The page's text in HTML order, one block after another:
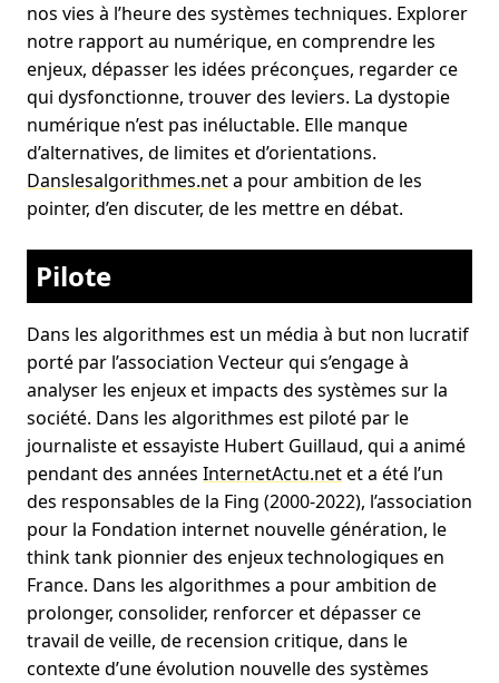
nos vies à l’heure des systèmes techniques. Explorer
notre rapport au numérique, en comprendre les
enjeux, dépasser les idées préconçues, regarder ce
qui dysfonctionne, trouver des leviers. La dystopie
numérique n’est pas inéluctable. Elle manque
d’alternatives, de limites et d’orientations.
Danslesalgorithmes.neta pour ambition de les
pointer, d’en discuter, de les mettre en débat.
Pilote
Dans les algorithmes est un média à but non lucratif
porté par l’association Vecteur qui s’engage à
analyser les enjeux et impacts des systèmes sur la
société. Dans les algorithmes est piloté par le
journaliste et essayiste Hubert Guillaud, qui a animé
pendant des années InternetActu.netet a été l’un
des responsables de la Fing (2000-2022), l’association
pour la Fondation internet nouvelle génération, le
think tank pionnier des enjeux technologiques en
France. Dans les algorithmes a pour ambition de
prolonger, consolider, renforcer et dépasser ce
travail de veille, de recension critique, dans le
contexte d’une évolution nouvelle des systèmes